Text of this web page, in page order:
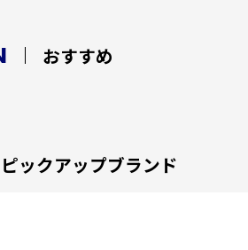
おすすめ
ピックアップブランド